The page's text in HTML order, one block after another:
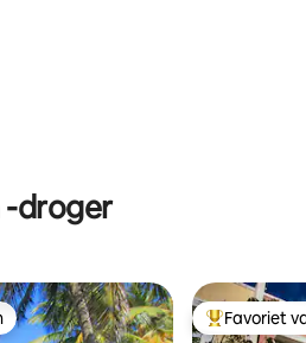
5, 91 recensies
-droger
Topfavoriet
Favoriet